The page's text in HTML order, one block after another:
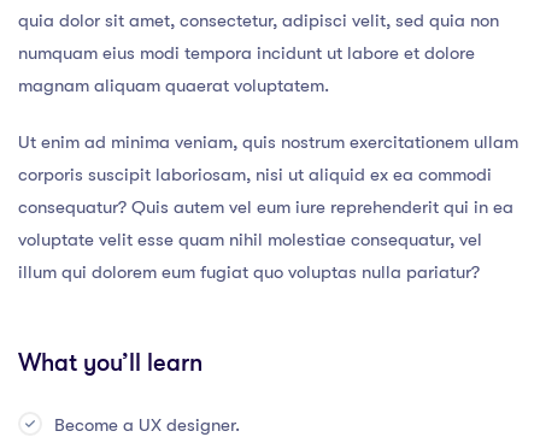
quia dolor sit amet, consectetur, adipisci velit, sed quia non
numquam eius modi tempora incidunt ut labore et dolore
magnam aliquam quaerat voluptatem.
Ut enim ad minima veniam, quis nostrum exercitationem ullam
corporis suscipit laboriosam, nisi ut aliquid ex ea commodi
consequatur? Quis autem vel eum iure reprehenderit qui in ea
voluptate velit esse quam nihil molestiae consequatur, vel
illum qui dolorem eum fugiat quo voluptas nulla pariatur?
What you’ll learn
Become a UX designer.